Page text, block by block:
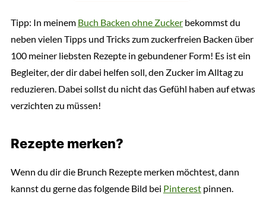
Tipp: In meinem Buch Backen ohne Zuckerbekommst du
neben vielen Tipps und Tricks zum zuckerfreien Backen über
100 meiner liebsten Rezepte in gebundener Form! Es ist ein
Begleiter, der dir dabei helfen soll, den Zucker im Alltag zu
reduzieren. Dabei sollst du nicht das Gefühl haben auf etwas
verzichten zu müssen!
Rezepte merken?
Wenn du dir die Brunch Rezepte merken möchtest, dann
kannst du gerne das folgende Bild bei Pinterestpinnen.